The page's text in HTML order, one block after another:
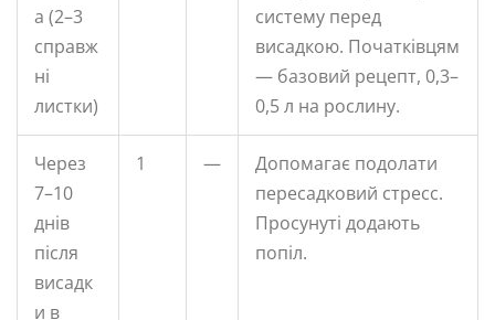
а (2–3
справж
ні
листки)
систему перед
висадкою. Початківцям
— базовий рецепт, 0,3–
0,5 л на рослину.
Через
7–10
днів
після
висадк
и в
1 —
Допомагає подолати
пересадковий стресс.
Просунуті додають
попіл.